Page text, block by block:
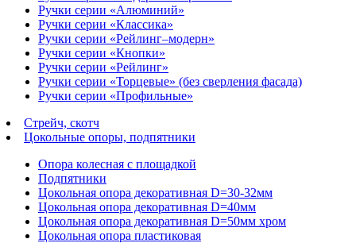
Ручки серии «Алюминий»
Ручки серии «Классика»
Ручки серии «Рейлинг–модерн»
Ручки серии «Кнопки»
Ручки серии «Рейлинг»
Ручки серии «Торцевые» (без сверления фасада)
Ручки серии «Профильные»
Стрейч, скотч
Цокольные опоры, подпятники
Опора колесная с площадкой
Подпятники
Цокольная опора декоративная D=30-32мм
Цокольная опора декоративная D=40мм
Цокольная опора декоративная D=50мм хром
Цокольная опора пластиковая